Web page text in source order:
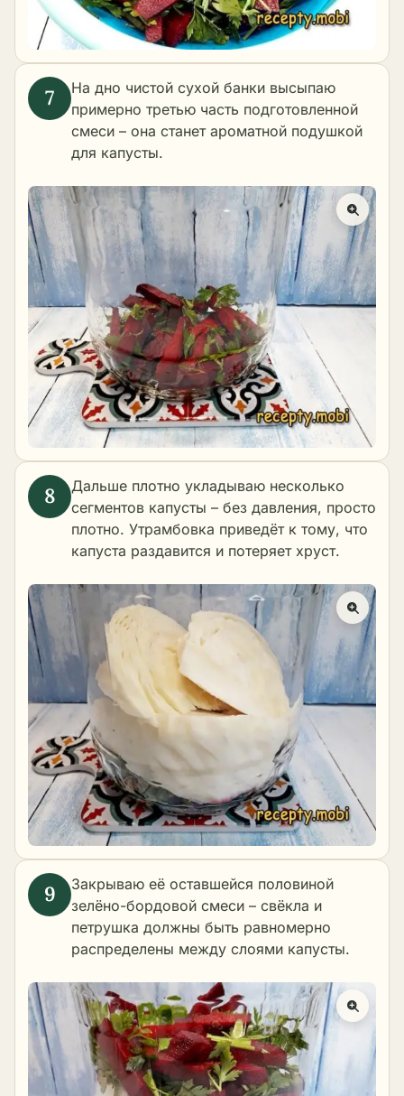
На дно чистой сухой банки высыпаю
примерно третью часть подготовленной
смеси – она станет ароматной подушкой
для капусты.
Дальше плотно укладываю несколько
сегментов капусты – без давления, просто
плотно. Утрамбовка приведёт к тому, что
капуста раздавится и потеряет хруст.
Закрываю её оставшейся половиной
зелёно-бордовой смеси – свёкла и
петрушка должны быть равномерно
распределены между слоями капусты.